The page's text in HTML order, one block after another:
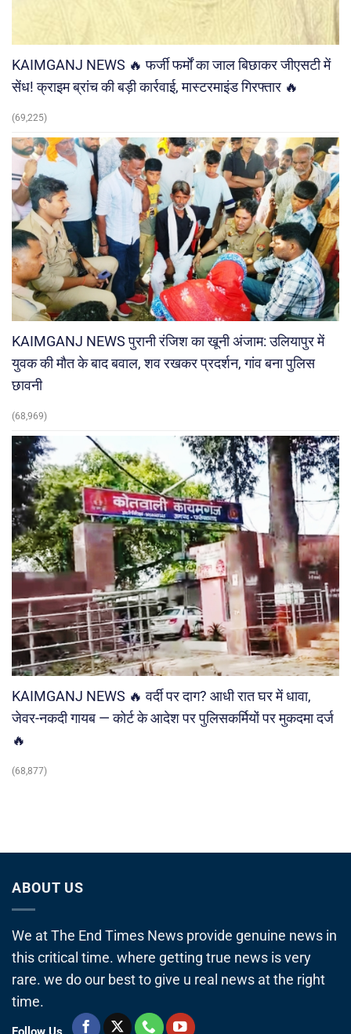
KAIMGANJ NEWS 🔥 फर्जी फर्मों का जाल बिछाकर जीएसटी में
सेंध! क्राइम ब्रांच की बड़ी कार्रवाई, मास्टरमाइंड गिरफ्तार 🔥
(69,225)
KAIMGANJ NEWS पुरानी रंजिश का खूनी अंजाम: उलियापुर में
युवक की मौत के बाद बवाल, शव रखकर प्रदर्शन, गांव बना पुलिस
छावनी
(68,969)
KAIMGANJ NEWS 🔥 वर्दी पर दाग? आधी रात घर में धावा,
जेवर-नकदी गायब — कोर्ट के आदेश पर पुलिसकर्मियों पर मुकदमा दर्ज
🔥
(68,877)
ABOUT US
We at The End Times News provide genuine news in
this critical time. where getting true news is very
rare. we do our best to give u real news at the right
time.